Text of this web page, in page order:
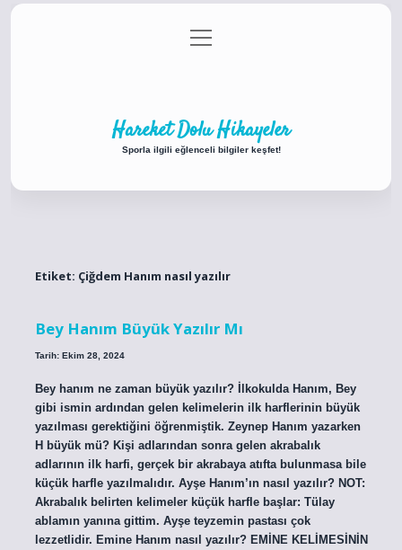
Gizlilik Politikası
menüyü
aç
Hareket Dolu Hikayeler
Sporla ilgili eğlenceli bilgiler keşfet!
Etiket: Çiğdem Hanım nasıl yazılır
Bey Hanım Büyük Yazılır Mı
Tarih: Ekim 28, 2024
Bey hanım ne zaman büyük yazılır? İlkokulda Hanım, Bey
gibi ismin ardından gelen kelimelerin ilk harflerinin büyük
yazılması gerektiğini öğrenmiştik. Zeynep Hanım yazarken
H büyük mü? Kişi adlarından sonra gelen akrabalık
adlarının ilk harfi, gerçek bir akrabaya atıfta bulunmasa bile
küçük harfle yazılmalıdır. Ayşe Hanım’ın nasıl yazılır? NOT:
Akrabalık belirten kelimeler küçük harfle başlar: Tülay
ablamın yanına gittim. Ayşe teyzemin pastası çok
lezzetlidir. Emine Hanım nasıl yazılır? EMİNE KELİMESİNİN